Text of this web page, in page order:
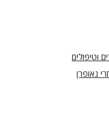
וטיפולים
נאופרן